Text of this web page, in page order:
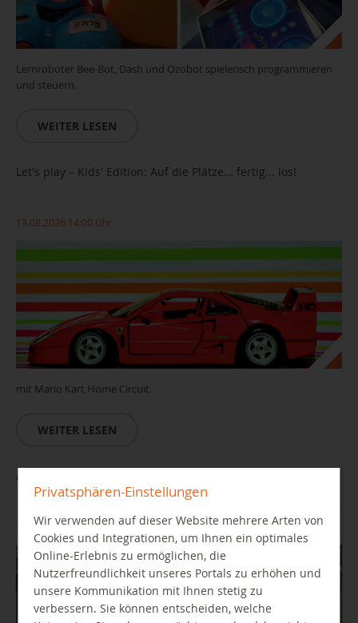
Lernroboter Bee-Bot, Dash und Ozobot spielerisch programmieren
und steuern.
WEITER LESEN
Let's play – Kids' Edition: Auf die Plätze... fertig... los!
13.08.2026 14:00 Uhr
mit Mario Kart Home Circuit
WEITER LESEN
AUSGEBUCHT! Auf der Spur der Diamanten-Diebin
14.08.2026 16:00 Uhr
Privatsphären-Einstellungen
Wir verwenden auf dieser Website mehrere Arten von
Cookies und Integrationen, um Ihnen ein optimales
Online-Erlebnis zu ermöglichen, die
Nutzerfreundlichkeit unseres Portals zu erhöhen und
unsere Kommunikation mit Ihnen stetig zu
verbessern. Sie können entscheiden, welche